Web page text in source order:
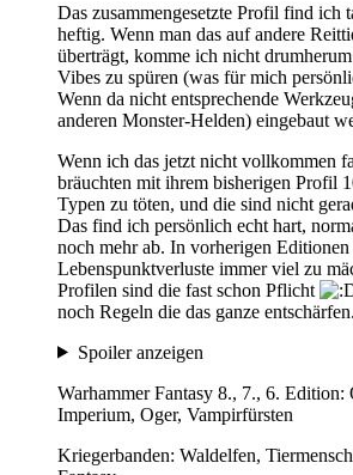
Das zusammengesetzte Profil find ich
heftig. Wenn man das auf andere
überträgt, komme ich nicht
Vibes zu spüren (was für mich
Wenn da nicht entsprechende
anderen Monster-Helden) eingebaut
Wenn ich das jetzt nicht vollkommen
bräuchten mit ihrem bisherigen Profil
Typen zu töten, und die sind nicht
Das find ich persönlich echt hart,
noch mehr ab. In vorherigen
Lebenspunktverluste immer viel zu
Profilen sind die fast schon Pflicht
noch Regeln die das ganze entschärfen.
Spoiler anzeigen
Warhammer Fantasy 8., 7., 6. Edition:
Imperium, Oger, Vampirfürsten
Kriegerbanden: Waldelfen,